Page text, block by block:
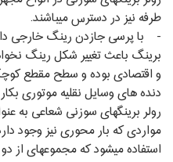
طرفه نیز در دسترس می‏باشند.
- با پرسی جازدن رینگ خارجی
برینگ باعث تغییر شکل رینگ
و اقتصادی بوده و سطح مقطع
دنده ‏های وسایل نقلیه موتوری
رولر برینگ‏های سوزنی شعاعی به
مواردی که بار محوری نیز وجود
استفاده می‏شود که مجموعه‏ای از